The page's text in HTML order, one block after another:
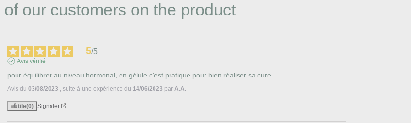
of our customers on the product
5/5
Avis vérifié
pour équilibrer au niveau hormonal, en gélule c'est pratique pour bien réaliser sa cure
Avis du 03/08/2023 , suite à une expérience du 14/06/2023 par A.A.
Utile(0) Signaler